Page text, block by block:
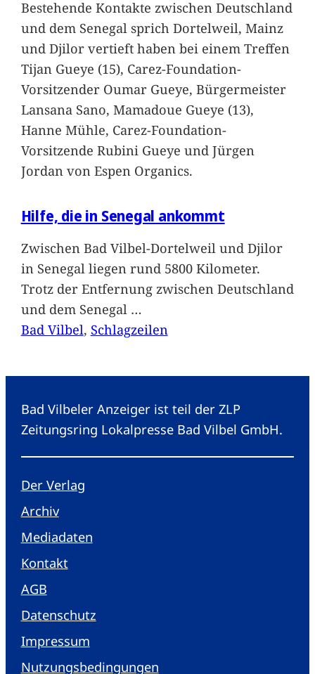
Bestehende Kontakte zwischen Deutschland
und dem Senegal sprich Dortelweil, Mainz
und Djilor vertieft haben bei einem Treffen
Tijan Gueye (15), Carez-Foundation-
Vorsitzender Oumar Gueye, Bürgermeister
Lansana Sano, Mamadoue Gueye (13),
Hanne Mühle, Carez-Foundation-
Vorsitzende Rubini Gueye und Jürgen
Jordan von Espen Organics.
Hilfe, die in Senegal ankommt
Zwischen Bad Vilbel-Dortelweil und Djilor
in Senegal liegen rund 5800 Kilometer.
Trotz der Entfernung zwischen Deutschland
und dem Senegal …
Bad Vilbel, Schlagzeilen
Bad Vilbeler Anzeiger ist teil der ZLP
Zeitungsring Lokalpresse Bad Vilbel GmbH.
Der Verlag
Archiv
Mediadaten
Kontakt
AGB
Datenschutz
Impressum
Nutzungsbedingungen